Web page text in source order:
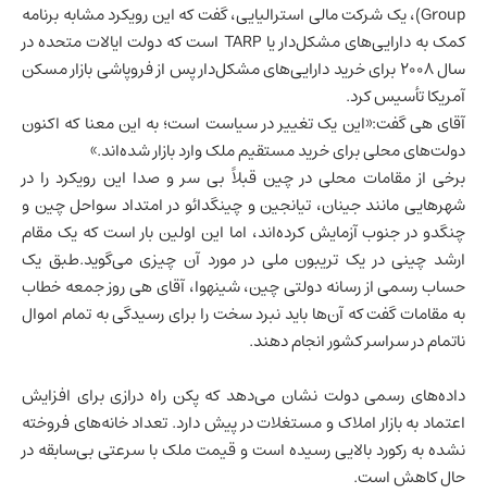
Group)، یک شرکت مالی استرالیایی، گفت که این رویکرد مشابه برنامه
کمک به دارایی‌های مشکل‌دار یا TARP است که دولت
ایالات متحدهدر
سال 2008 برای خرید دارایی‌های مشکل‌دار پس از فروپاشی بازار مسکن
آمریکا تأسیس کرد.
آقای هی گفت:«این یک تغییر در سیاست است؛ به این معنا که اکنون
دولت‌های محلی برای خرید مستقیم ملک وارد بازار شده‌اند.»
برخی از مقامات محلی در چین قبلاً بی سر و صدا این رویکرد را در
شهرهایی مانند جینان، تیانجین و چینگدائو در امتداد سواحل چین و
چنگدو در جنوب آزمایش کرده‌اند، اما این اولین بار است که یک مقام
ارشد چینی در یک تریبون ملی در مورد آن چیزی می‌گوید.طبق یک
حساب رسمی از رسانه دولتی چین، شینهوا، آقای هی روز جمعه خطاب
به مقامات گفت که آن‌ها باید نبرد سخت را برای رسیدگی به تمام اموال
ناتمام در سراسر کشور انجام دهند.
داده‌های رسمی دولت نشان می‌دهد که پکن راه درازی برای افزایش
اعتماد به بازار املاک و مستغلات در پیش دارد. تعداد خانه‌های فروخته
نشده به رکورد بالایی رسیده است و قیمت ملک با سرعتی بی‌سابقه در
حال کاهش است.